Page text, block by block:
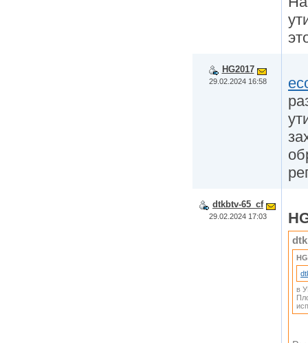
HG2017
29.02.2024 16:58
dtkbtv-65_cf
29.02.2024 17:03
в